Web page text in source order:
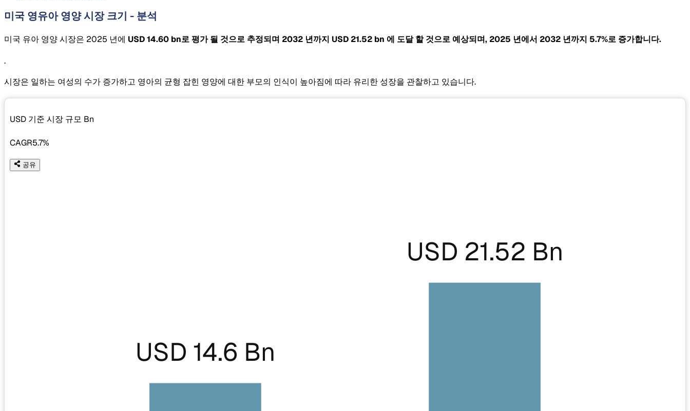
미국 영유아 영양 시장 크기 - 분석
미국 유아 영양 시장은 2025 년에 USD 14.60 bn로 평가 될 것으로 추정되며 2032 년까지 USD 21.52 bn 에 도달 할 것으로 예상되며, 2025 년에서 2032 년까지 5.7%로 증가합니다.
.
시장은 일하는 여성의 수가 증가하고 영아의 균형 잡힌 영양에 대한 부모의 인식이 높아짐에 따라 유리한 성장을 관찰하고 있습니다.
USD 기준 시장 규모 Bn
CAGR5.7%
공유
USD 14.6 Bn
USD 21.52 Bn